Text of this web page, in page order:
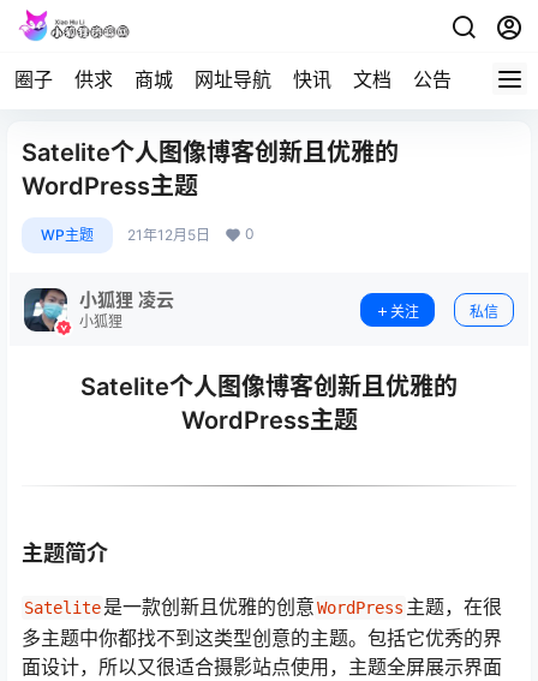
圈子 供求 商城 网址导航 快讯 文档 公告 问答
Satelite个人图像博客创新且优雅的
WordPress主题
WP主题 21年12月5日 0
小狐狸 凌云
小狐狸
关注 私信
Satelite个人图像博客创新且优雅的
WordPress主题
主题简介
Satelite是一款创新且优雅的创意WordPress 主题，在很
多主题中你都找不到这类型创意的主题。包括它优秀的界
面设计，所以又很适合摄影站点使用，主题全屏展示界面